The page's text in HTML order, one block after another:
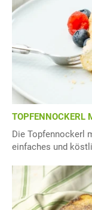
TOPFENNOCKERL
Die Topfennockerl
einfaches und